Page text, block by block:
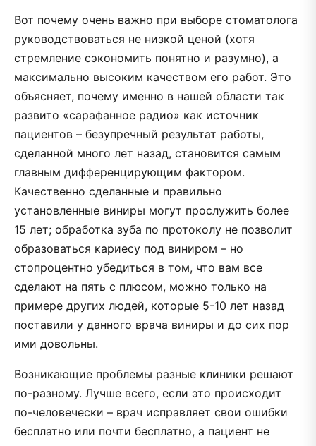
Вот почему очень важно при выборе стоматолога
руководствоваться не низкой ценой (хотя
стремление сэкономить понятно и разумно), а
максимально высоким качеством его работ. Это
объясняет, почему именно в нашей области так
развито «сарафанное радио» как источник
пациентов – безупречный результат работы,
сделанной много лет назад, становится самым
главным дифференцирующим фактором.
Качественно сделанные и правильно
установленные виниры могут прослужить более
15 лет; обработка зуба по протоколу не позволит
образоваться кариесу под виниром – но
стопроцентно убедиться в том, что вам все
сделают на пять с плюсом, можно только на
примере других людей, которые 5-10 лет назад
поставили у данного врача виниры и до сих пор
ими довольны.
Возникающие проблемы разные клиники решают
по-разному. Лучше всего, если это происходит
по-человечески – врач исправляет свои ошибки
бесплатно или почти бесплатно, а пациент не